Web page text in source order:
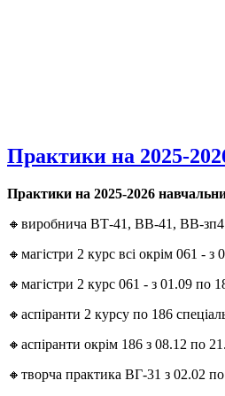
Практики на 2025-
Практики на 2025-2026
🔸виробнича ВТ-41, ВВ-41, ВВ-
🔸магістри 2 курс всі окрім 061 -
🔸магістри 2 курс 061 - з 01.09 по
🔸аспіранти 2 курсу по 186
🔸аспіранти окрім 186 з 08.12 по
🔸творча практика ВГ-31 з 02.02